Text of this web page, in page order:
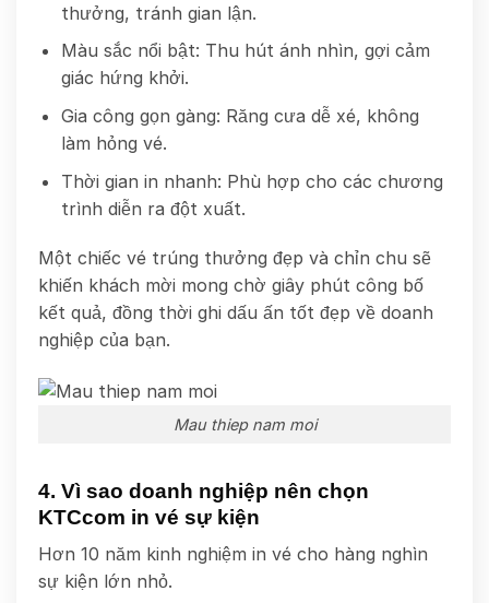
thưởng, tránh gian lận.
Màu sắc nổi bật: Thu hút ánh nhìn, gợi cảm
giác hứng khởi.
Gia công gọn gàng: Răng cưa dễ xé, không
làm hỏng vé.
Thời gian in nhanh: Phù hợp cho các chương
trình diễn ra đột xuất.
Một chiếc vé trúng thưởng đẹp và chỉn chu sẽ
khiến khách mời mong chờ giây phút công bố
kết quả, đồng thời ghi dấu ấn tốt đẹp về doanh
nghiệp của bạn.
Mau thiep nam moi
4. Vì sao doanh nghiệp nên chọn
KTCcom in vé sự kiện
Hơn 10 năm kinh nghiệm in vé cho hàng nghìn
sự kiện lớn nhỏ.